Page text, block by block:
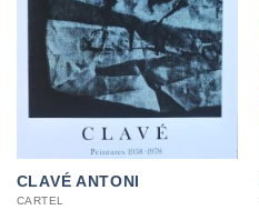
CLAVÉ ANTONI
CARTEL